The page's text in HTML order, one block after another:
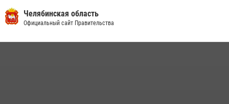
13 июля 2026, 03:02 5
Челябинская область
Официальный сайт Правительства